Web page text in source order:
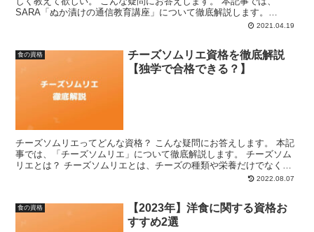
SARA「ぬか漬けの通信教育講座」について徹底解説します。
SARA「ぬか漬けの通信講座」とは？ SARA「ぬか漬け... 2021.04.19
食の資格
チーズソムリエ資格を徹底解説
【独学で合格できる？】
チーズソムリエってどんな資格？ こんな疑問にお答えします。 本記
事では、「チーズソムリエ」について徹底解説します。 チーズソム
リエとは？ チーズソムリエとは、チーズの種類や栄養だけでなく、
保存方法や美味しいレシピなど実践的なスキルも有してい...2022.08.07
食の資格
【2023年】洋食に関する資格お
すすめ2選